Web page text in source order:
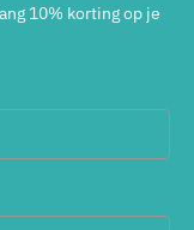
10% korting op je